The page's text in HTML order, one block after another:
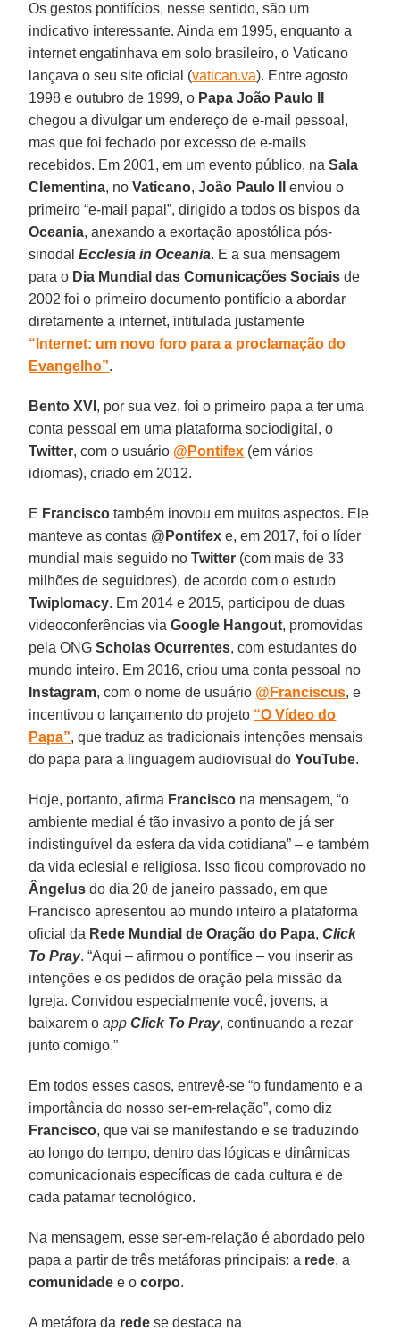
Os gestos pontifícios, nesse sentido, são um
indicativo interessante. Ainda em 1995, enquanto a
internet engatinhava em solo brasileiro, o Vaticano
lançava o seu site oficial (vatican.va). Entre agosto
1998 e outubro de 1999, o Papa João Paulo II
chegou a divulgar um endereço de e-mail pessoal,
mas que foi fechado por excesso de e-mails
recebidos. Em 2001, em um evento público, naSala
Clementina, noVaticano,João Paulo II
enviou o
primeiro “e-mail papal”, dirigido a todos os bispos da
Oceania, anexando a exortação apostólica pós-
sinodalEcclesia in Oceania. E a sua mensagem
para o Dia Mundial das Comunicações Sociais de
2002 foi o primeiro documento pontifício a abordar
diretamente a internet, intitulada justamente
“Internet: um novo foro para a proclamação do
Evangelho”.
Bento XVI , por sua vez, foi o primeiro papa a ter uma
conta pessoal em uma plataforma sociodigital, o
Twitter, com o usuário @Pontifex (em vários
idiomas), criado em 2012.
E Francisco também inovou em muitos aspectos. Ele
manteve as contas @Pontifex e, em 2017, foi o líder
mundial mais seguido noTwitter (com mais de 33
milhões de seguidores), de acordo com o estudo
Twiplomacy. Em 2014 e 2015, participou de duas
videoconferências viaGoogle Hangout, promovidas
pela ONGScholas Ocurrentes, com estudantes do
mundo inteiro. Em 2016, criou uma conta pessoal no
Instagram, com o nome de usuário @Franciscus, e
incentivou o lançamento do projeto “O Vídeo do
Papa”, que traduz as tradicionais intenções mensais
do papa para a linguagem audiovisual doYouTube.
Hoje, portanto, afirma Francisco na mensagem, “o
ambiente medial é tão invasivo a ponto de já ser
indistinguível da esfera da vida cotidiana” – e também
da vida eclesial e religiosa. Isso ficou comprovado no
Ângelus do dia 20 de janeiro passado, em que
Francisco apresentou ao mundo inteiro a plataforma
oficial da Rede Mundial de Oração do Papa,Click
To Pray. “Aqui – afirmou o pontífice – vou inserir as
intenções e os pedidos de oração pela missão da
Igreja. Convidou especialmente você, jovens, a
baixarem oappClick To Pray, continuando a rezar
junto comigo.”
Em todos esses casos, entrevê-se “o fundamento e a
importância do nosso ser-em-relação”, como diz
Francisco, que vai se manifestando e se traduzindo
ao longo do tempo, dentro das lógicas e dinâmicas
comunicacionais específicas de cada cultura e de
cada patamar tecnológico.
Na mensagem, esse ser-em-relação é abordado pelo
papa a partir de três metáforas principais: a rede, a
comunidade e ocorpo.
A metáfora da rede se destaca na